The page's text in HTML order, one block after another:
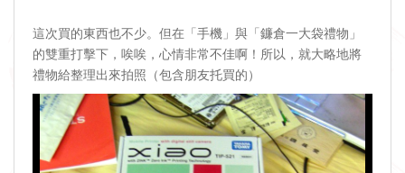
這次買的東西也不少。但在「手機」與「鐮倉一大袋禮物」
的雙重打擊下，唉唉，心情非常不佳啊！所以，就大略地將
禮物給整理出來拍照（包含朋友托買的）